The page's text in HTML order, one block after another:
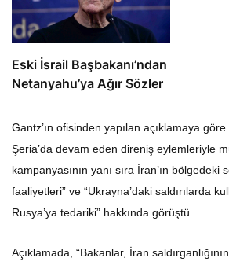
Eski İsrail Başbakanı’ndan
Netanyahu’ya Ağır Sözler
Gantz’ın ofisinden yapılan açıklamaya göre
Şeria’da devam eden direniş eylemleriyle
kampanyasının yanı sıra İran’ın bölgedeki
faaliyetleri” ve “Ukrayna’daki saldırılarda
Rusya’ya tedariki” hakkında görüştü.
Açıklamada, “Bakanlar, İran